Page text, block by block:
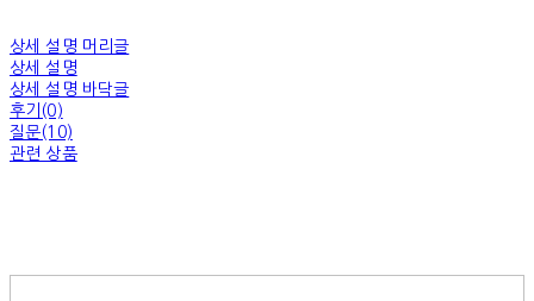
상세 설명 머리글
상세 설명
상세 설명 바닥글
후기(0)
질문(10)
관련 상품